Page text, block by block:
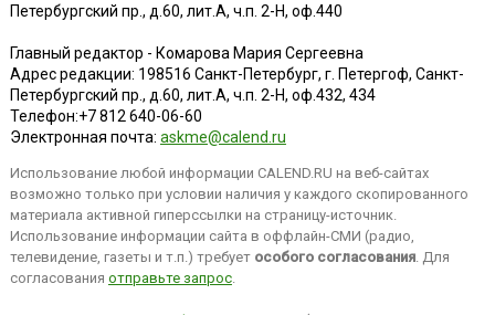
Петербургский пр., д.60, лит.А, ч.п. 2-Н, оф.440
Главный редактор - Комарова Мария Сергеевна
Адрес редакции: 198516 Санкт-Петербург, г. Петергоф, Санкт-
Петербургский пр., д.60, лит.А, ч.п. 2-Н, оф.432, 434
Телефон:+7 812 640-06-60
Электронная почта: askme@calend.ru
Использование любой информации CALEND.RU на веб-сайтах
возможно только при условии наличия у каждого скопированного
материала активной гиперссылки на страницу-источник.
Использование информации сайта в оффлайн-СМИ (радио,
телевидение, газеты и т.п.) требует особого согласования. Для
согласования отправьте запрос.